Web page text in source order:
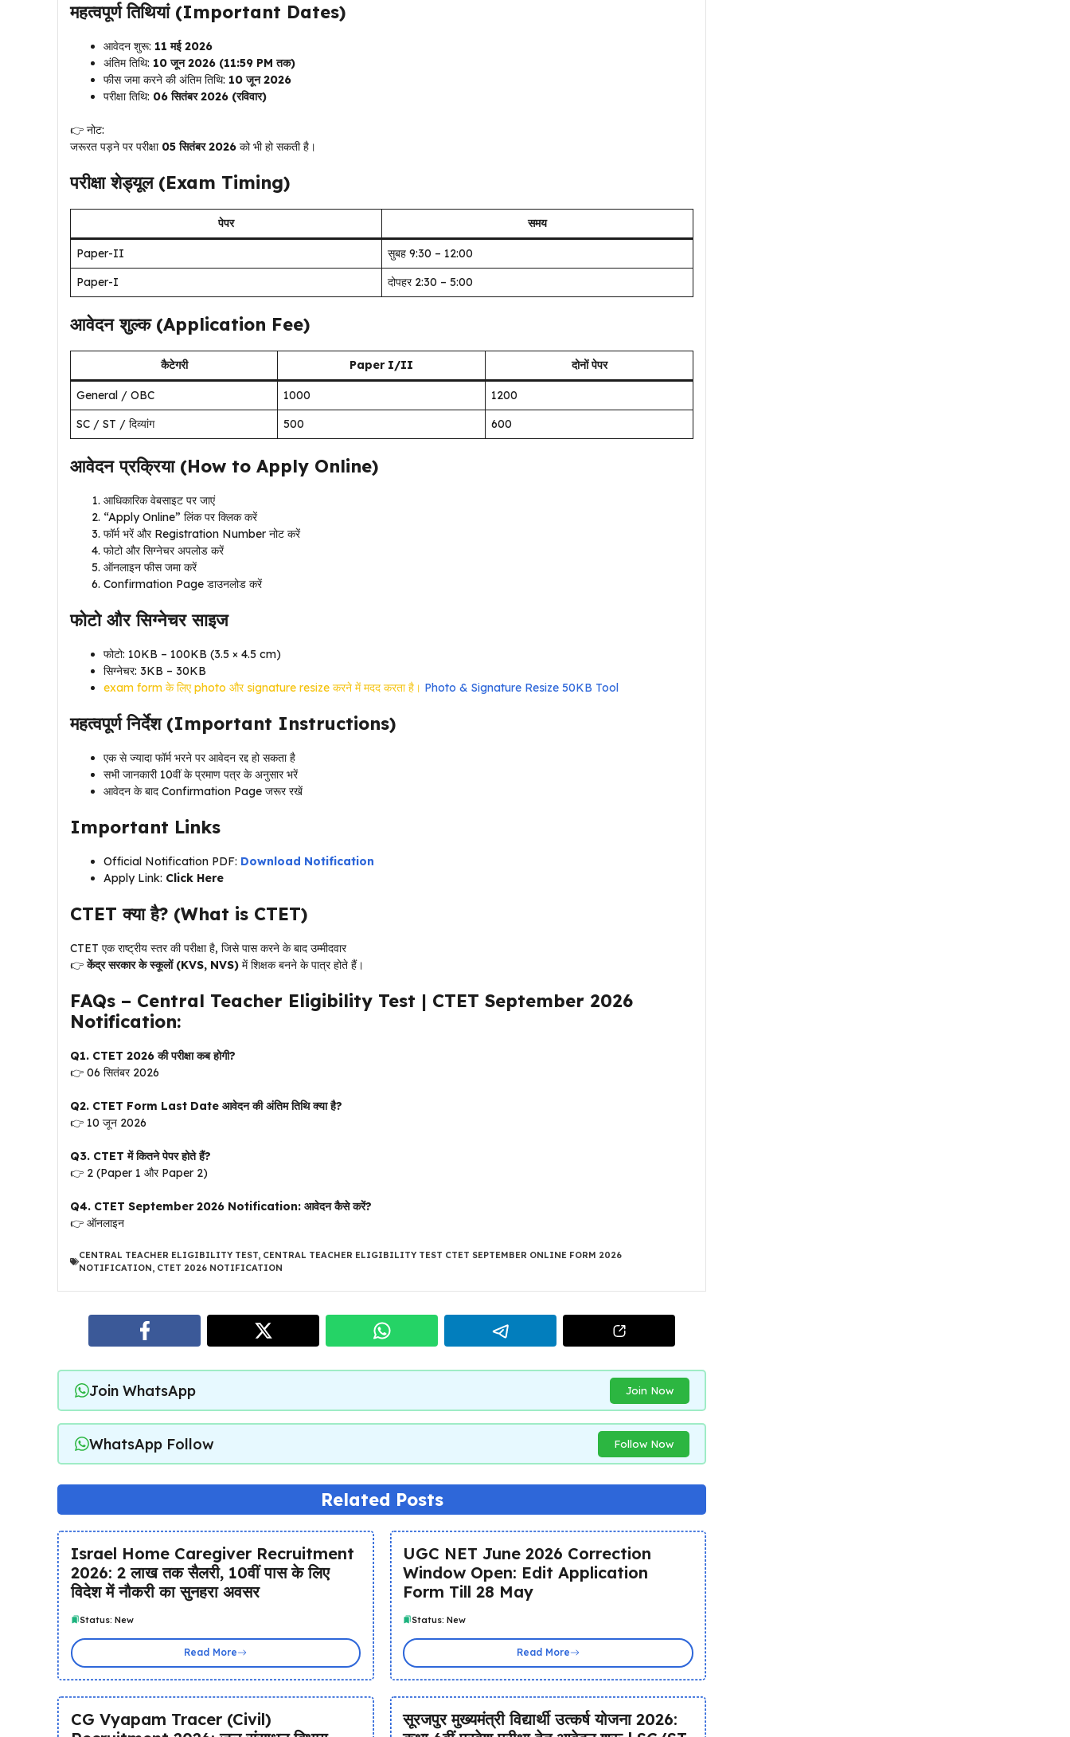
महत्वपूर्ण तिथियां (Important Dates)
आवेदन शुरू: 11 मई 2026
अंतिम तिथि: 10 जून 2026 (11:59 PM तक)
फीस जमा करने की अंतिम तिथि: 10 जून 2026
परीक्षा तिथि: 06 सितंबर 2026 (रविवार)
👉 नोट:
जरूरत पड़ने पर परीक्षा 05 सितंबर 2026 को भी हो सकती है।
परीक्षा शेड्यूल (Exam Timing)
पेपर समय
Paper-II
सुबह 9:30 – 12:00
Paper-I
दोपहर 2:30 – 5:00
आवेदन शुल्क (Application Fee)
कैटेगरी Paper I/II दोनों पेपर
General / OBC ₹1000
₹1200
SC / ST / दिव्यांग
₹500 ₹600
आवेदन प्रक्रिया (How to Apply Online)
आधिकारिक वेबसाइट पर जाएं
“Apply Online” लिंक पर क्लिक करें
फॉर्म भरें और Registration Number नोट करें
फोटो और सिग्नेचर अपलोड करें
ऑनलाइन फीस जमा करें
Confirmation Page डाउनलोड करें
फोटो और सिग्नेचर साइज
फोटो: 10KB – 100KB (3.5 × 4.5 cm)
सिग्नेचर: 3KB – 30KB
exam form के लिए photo और signature resize करने में मदद करता है। Photo & Signature Resize 50KB Tool
महत्वपूर्ण निर्देश (Important Instructions)
एक से ज्यादा फॉर्म भरने पर आवेदन रद्द हो सकता है
सभी जानकारी 10वीं के प्रमाण पत्र के अनुसार भरें
आवेदन के बाद Confirmation Page जरूर रखें
Important Links
Official Notification PDF: Download Notification
Apply Link: Click Here
CTET क्या है? (What is CTET)
CTET एक राष्ट्रीय स्तर की परीक्षा है, जिसे पास करने के बाद उम्मीदवार
👉केंद्र सरकार के स्कूलों (KVS, NVS) में शिक्षक बनने के पात्र होते हैं।
FAQs – Central Teacher Eligibility Test | CTET September 2026
Notification:
Q1. CTET 2026 की परीक्षा कब होगी?
👉 06 सितंबर 2026
Q2. CTET Form Last Date आवेदन की अंतिम तिथि क्या है?
👉 10 जून 2026
Q3. CTET में कितने पेपर होते हैं?
👉 2 (Paper 1 और Paper 2)
Q4. CTET September 2026 Notification: आवेदन कैसे करें?
👉 ऑनलाइन
CENTRAL TEACHER ELIGIBILITY TEST, CENTRAL TEACHER ELIGIBILITY TEST CTET SEPTEMBER ONLINE FORM 2026
NOTIFICATION, CTET 2026 NOTIFICATION
Join WhatsApp Join Now
WhatsApp Follow Follow Now
Related Posts
Israel Home Caregiver Recruitment
2026: ₹2 लाख तक सैलरी, 10वीं पास के लिए
विदेश में नौकरी का सुनहरा अवसर
Status: New
Read More
UGC NET June 2026 Correction
Window Open: Edit Application
Form Till 28 May
Status: New
Read More
CG Vyapam Tracer (Civil)
सूरजपुर मुख्यमंत्री विद्यार्थी उत्कर्ष योजना 2026: